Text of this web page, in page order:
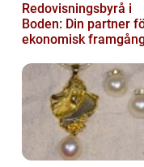
Redovisningsbyrå i
Boden: Din partner
ekonomisk